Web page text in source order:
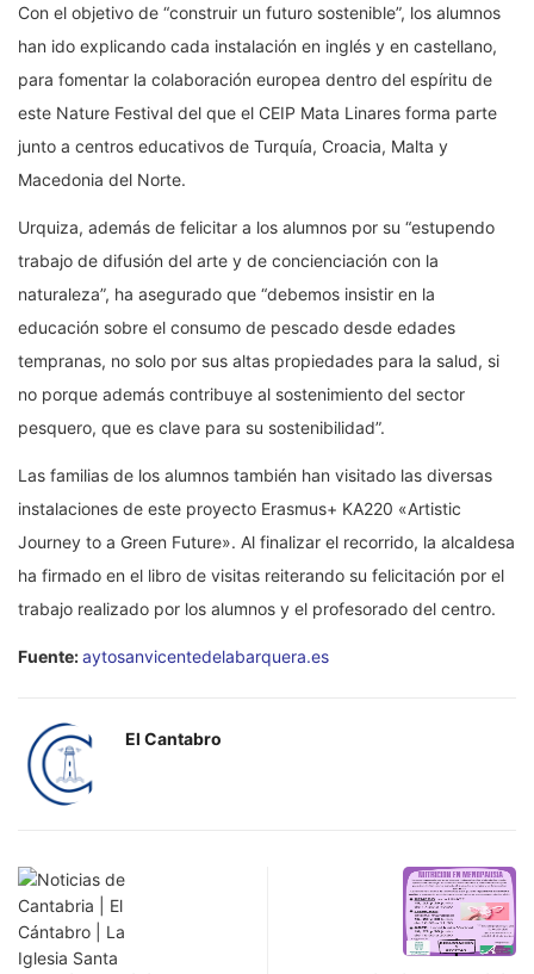
Con el objetivo de “construir un futuro sostenible”, los alumnos
han ido explicando cada instalación en inglés y en castellano,
para fomentar la colaboración europea dentro del espíritu de
este Nature Festival del que el CEIP Mata Linares forma parte
junto a centros educativos de Turquía, Croacia, Malta y
Macedonia del Norte.
Urquiza, además de felicitar a los alumnos por su “estupendo
trabajo de difusión del arte y de concienciación con la
naturaleza”, ha asegurado que “debemos insistir en la
educación sobre el consumo de pescado desde edades
tempranas, no solo por sus altas propiedades para la salud, si
no porque además contribuye al sostenimiento del sector
pesquero, que es clave para su sostenibilidad”.
Las familias de los alumnos también han visitado las diversas
instalaciones de este proyecto Erasmus+ KA220 «Artistic
Journey to a Green Future». Al finalizar el recorrido, la alcaldesa
ha firmado en el libro de visitas reiterando su felicitación por el
trabajo realizado por los alumnos y el profesorado del centro.
Fuente:aytosanvicentedelabarquera.es
El Cantabro